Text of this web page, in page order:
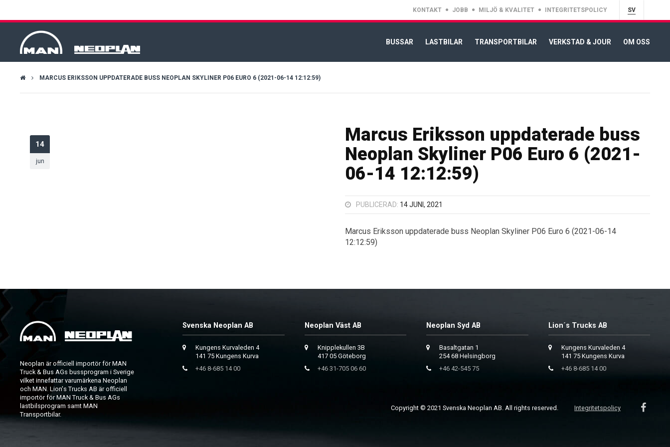
KONTAKT JOBB MILJÖ & KVALITET INTEGRITETSPOLICY SV
BUSSAR LASTBILAR TRANSPORTBILAR VERKSTAD & JOUR OM OSS
MARCUS ERIKSSON UPPDATERADE BUSS NEOPLAN SKYLINER P06 EURO 6 (2021-06-14 12:12:59)
14
jun
Marcus Eriksson uppdaterade buss
Neoplan Skyliner P06 Euro 6 (2021-
06-14 12:12:59)
PUBLICERAD: 14 JUNI, 2021
Marcus Eriksson uppdaterade buss Neoplan Skyliner P06 Euro 6 (2021-06-14
12:12:59)
Neoplan är officiell importör för MAN
Truck & Bus AGs bussprogram i Sverige
vilket innefattar varumärkena Neoplan
och MAN. Lion's Trucks AB är officiell
importör för MAN Truck & Bus AGs
lastbilsprogram samt MAN
Transportbilar.
Svenska Neoplan AB
Kungens Kurvaleden 4
141 75 Kungens Kurva
+46 8-685 14 00
Neoplan Väst AB
Knipplekullen 3B
417 05 Göteborg
+46 31-705 06 60
Neoplan Syd AB
Basaltgatan 1
254 68 Helsingborg
+46 42-545 75
Lion´s Trucks AB
Kungens Kurvaleden 4
141 75 Kungens Kurva
+46 8-685 14 00
Copyright © 2021 Svenska Neoplan AB. All rights reserved. Integritetspolicy